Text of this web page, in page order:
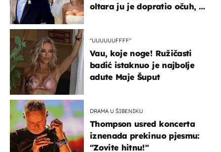
oltara ju je dopratio očuh, a
"UUUUUUFFFF"
Vau, koje noge! Ružičasti
badić istaknuo je najbolje
adute Maje Šuput
DRAMA U ŠIBENIKU
Thompson usred koncerta
iznenada prekinuo pjesmu:
"Zovite hitnu!"